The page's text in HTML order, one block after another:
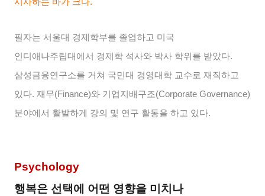
필자는 서울대 경제학부를 졸업하고 미국
인디애나주립대에서 경제학 석사와 박사 학위를 받았다.
삼성금융연구소를 거쳐 국민대 경영대학 교수로 재직하고
있다.재무(Finance)와 기업지배구조(Corporate Governance)
분야에서 활발하게 강의 및 연구 활동을 하고 있다.
Psychology
행복은 선택에 어떤 영향을 미치나